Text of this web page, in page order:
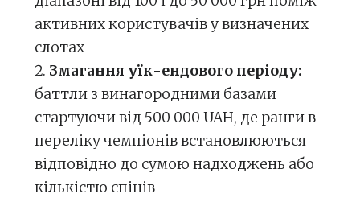
активних користувачів у визначених
слотах
Змагання уїк-ендового періоду:
баттли з винагородними базами
стартуючи від 500 000 UAH, де ранги в
переліку чемпіонів встановлюються
відповідно до сумою надходжень або
кількістю спінів